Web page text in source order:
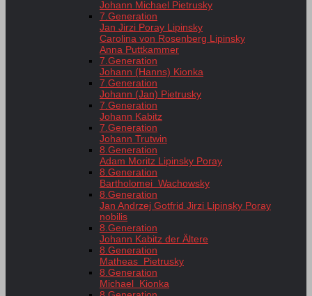
Johann Michael Pietrusky
7.Generation
Jan Jirzi Poray Lipinsky
Carolina von Rosenberg Lipinsky
Anna Puttkammer
7.Generation
Johann (Hanns) Kionka
7.Generation
Johann (Jan) Pietrusky
7.Generation
Johann Kabitz
7.Generation
Johann Trutwin
8.Generation
Adam Moritz Lipinsky Poray
8.Generation
Bartholomei Wachowsky
8.Generation
Jan Andrzej Gotfrid Jirzi Lipinsky Poray
nobilis
8.Generation
Johann Kabitz der Ältere
8.Generation
Matheas Pietrusky
8.Generation
Michael Kionka